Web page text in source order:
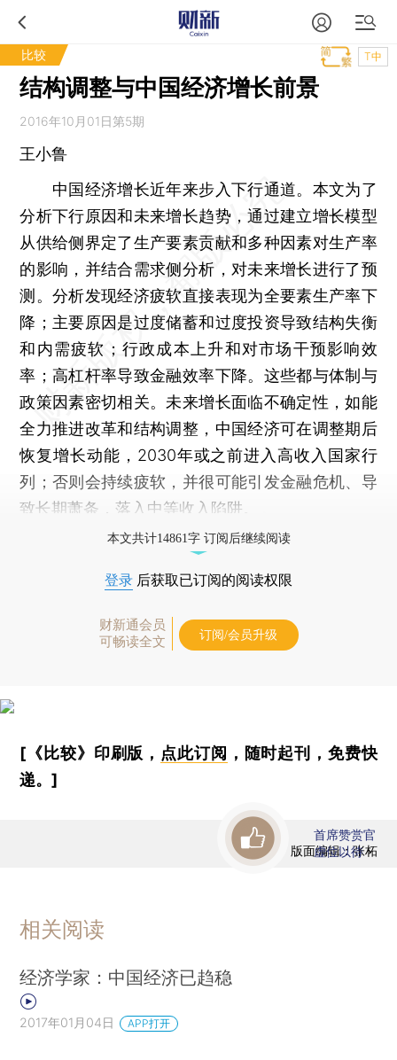
比较 T中
结构调整与中国经济增长前景
2016年10月01日第5期
王小鲁
中国经济增长近年来步入下行通道。本文为了
分析下行原因和未来增长趋势，通过建立增长模型
从供给侧界定了生产要素贡献和多种因素对生产率
的影响，并结合需求侧分析，对未来增长进行了预
测。分析发现经济疲软直接表现为全要素生产率下
降；主要原因是过度储蓄和过度投资导致结构失衡
和内需疲软；行政成本上升和对市场干预影响效
率；高杠杆率导致金融效率下降。这些都与体制与
政策因素密切相关。未来增长面临不确定性，如能
全力推进改革和结构调整，中国经济可在调整期后
恢复增长动能，2030年或之前进入高收入国家行
列；否则会持续疲软，并很可能引发金融危机、导
致长期萧条，落入中等收入陷阱。
本文共计14861字 订阅后继续阅读
登录 后获取已订阅的阅读权限
财新通会员
可畅读全文
订阅/会员升级
[《比较》印刷版， 点此订阅 ，随时起刊，免费快
递。]
版面编辑：张柘
首席赞赏官
虚位以待
相关阅读
经济学家：中国经济已趋稳
2017年01月04日 APP打开